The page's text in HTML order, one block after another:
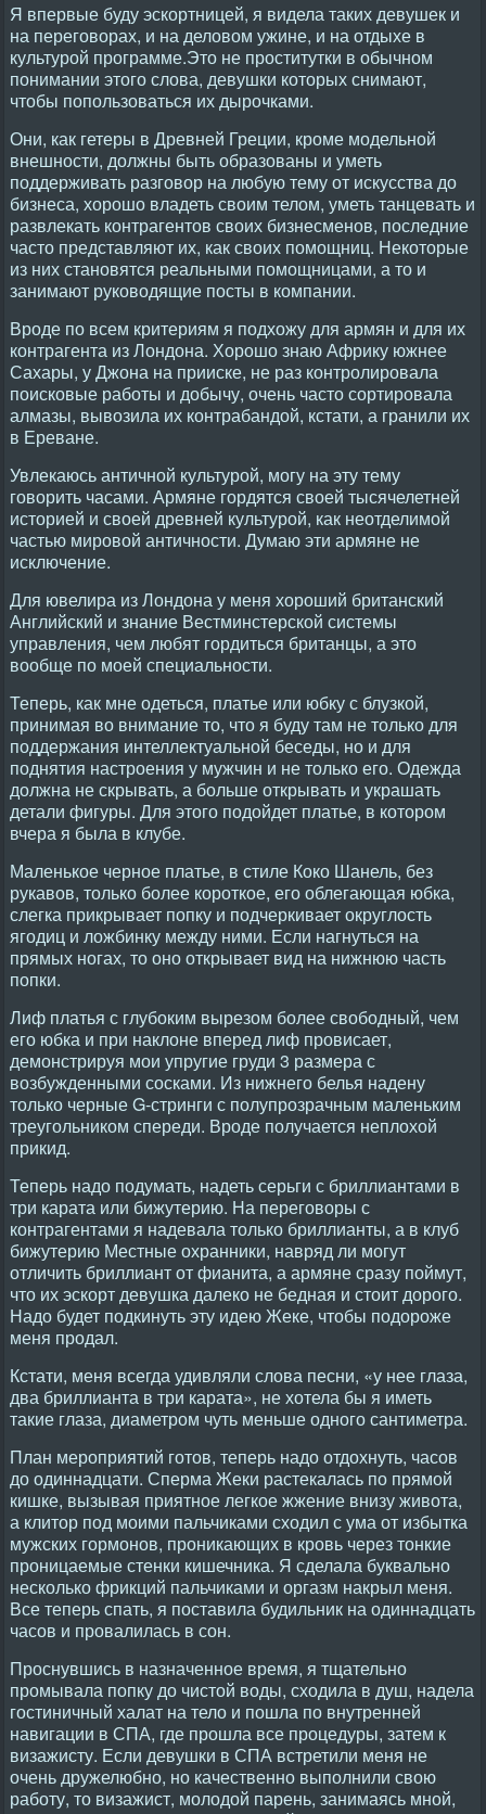
Я впервые буду эскортницей, я видела таких девушек и
на переговорах, и на деловом ужине, и на отдыхе в
культурой программе.Это не проститутки в обычном
понимании этого слова, девушки которых снимают,
чтобы попользоваться их дырочками.
Они, как гетеры в Древней Греции, кроме модельной
внешности, должны быть образованы и уметь
поддерживать разговор на любую тему от искусства до
бизнеса, хорошо владеть своим телом, уметь танцевать и
развлекать контрагентов своих бизнесменов, последние
часто представляют их, как своих помощниц. Некоторые
из них становятся реальными помощницами, а то и
занимают руководящие посты в компании.
Вроде по всем критериям я подхожу для армян и для их
контрагента из Лондона. Хорошо знаю Африку южнее
Сахары, у Джона на прииске, не раз контролировала
поисковые работы и добычу, очень часто сортировала
алмазы, вывозила их контрабандой, кстати, а гранили их
в Ереване.
Увлекаюсь античной культурой, могу на эту тему
говорить часами. Армяне гордятся своей тысячелетней
историей и своей древней культурой, как неотделимой
частью мировой античности. Думаю эти армяне не
исключение.
Для ювелира из Лондона у меня хороший британский
Английский и знание Вестминстерской системы
управления, чем любят гордиться британцы, а это
вообще по моей специальности.
Теперь, как мне одеться, платье или юбку с блузкой,
принимая во внимание то, что я буду там не только для
поддержания интеллектуальной беседы, но и для
поднятия настроения у мужчин и не только его. Одежда
должна не скрывать, а больше открывать и украшать
детали фигуры. Для этого подойдет платье, в котором
вчера я была в клубе.
Маленькое черное платье, в стиле Коко Шанель, без
рукавов, только более короткое, его облегающая юбка,
слегка прикрывает попку и подчеркивает округлость
ягодиц и ложбинку между ними. Если нагнуться на
прямых ногах, то оно открывает вид на нижнюю часть
попки.
Лиф платья с глубоким вырезом более свободный, чем
его юбка и при наклоне вперед лиф провисает,
демонстрируя мои упругие груди 3 размера с
возбужденными сосками. Из нижнего белья надену
только черные G-стринги с полупрозрачным маленьким
треугольником спереди. Вроде получается неплохой
прикид.
Теперь надо подумать, надеть серьги с бриллиантами в
три карата или бижутерию. На переговоры с
контрагентами я надевала только бриллианты, а в клуб
бижутерию Местные охранники, навряд ли могут
отличить бриллиант от фианита, а армяне сразу поймут,
что их эскорт девушка далеко не бедная и стоит дорого.
Надо будет подкинуть эту идею Жеке, чтобы подороже
меня продал.
Кстати, меня всегда удивляли слова песни, «у нее глаза,
два бриллианта в три карата», не хотела бы я иметь
такие глаза, диаметром чуть меньше одного сантиметра.
План мероприятий готов, теперь надо отдохнуть, часов
до одиннадцати. Сперма Жеки растекалась по прямой
кишке, вызывая приятное легкое жжение внизу живота,
а клитор под моими пальчиками сходил с ума от избытка
мужских гормонов, проникающих в кровь через тонкие
проницаемые стенки кишечника. Я сделала буквально
несколько фрикций пальчиками и оргазм накрыл меня.
Все теперь спать, я поставила будильник на одиннадцать
часов и провалилась в сон.
Проснувшись в назначенное время, я тщательно
промывала попку до чистой воды, сходила в душ, надела
гостиничный халат на тело и пошла по внутренней
навигации в СПА, где прошла все процедуры, затем к
визажисту. Если девушки в СПА встретили меня не
очень дружелюбно, но качественно выполнили свою
работу, то визажист, молодой парень, занимаясь мной,